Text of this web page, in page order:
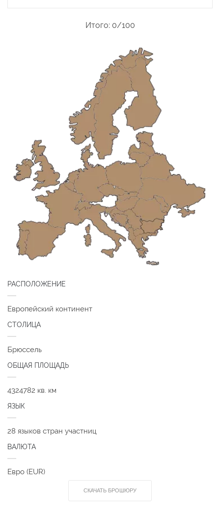
Итого: 0/100
РАСПОЛОЖЕНИЕ
Европейский континент
СТОЛИЦА
Брюссель
ОБЩАЯ ПЛОЩАДЬ
4324782 кв. км
ЯЗЫК
28 языков стран участниц
ВАЛЮТА
Евро (EUR)
СКАЧАТЬ БРОШЮРУ